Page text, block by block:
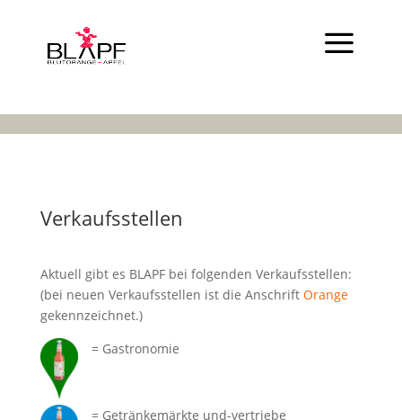
Verkaufsstellen
Aktuell gibt es BLAPF bei folgenden Verkaufsstellen:
(bei neuen Verkaufsstellen ist die Anschrift Orange
gekennzeichnet.)
= Gastronomie
= Getränkemärkte und-vertriebe